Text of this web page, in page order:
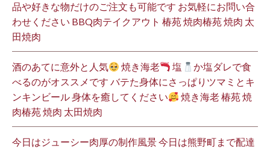
品や好きな物だけのご注文も可能です お気軽にお問い合
わせください BBQ肉テイクアウト 椿苑 焼肉椿苑 焼肉 太
田焼肉
酒のあてに意外と人気 焼き海老 塩
か塩ダレで食
べるのがオススメです バテた身体にさっぱりツマミとキ
ンキンビール 身体を癒してください
焼き海老 椿苑 焼
肉椿苑 焼肉 太田焼肉
今日はジューシー肉厚の制作風景 今日は熊野町まで配達